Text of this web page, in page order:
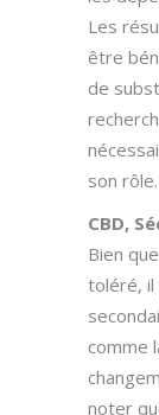
Les
être
de
son rôle.
CBD,
Bien
toléré,
comme
noter